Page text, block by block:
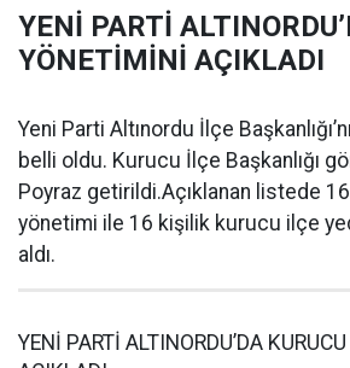
YENİ PARTİ
YÖNETİMİNİ AÇIKLADI
Yeni Parti Altınordu İlçe
belli oldu. Kurucu İlçe Başkanlığı
Poyraz getirildi.Açıklanan listede
yönetimi ile 16 kişilik kurucu ilçe
aldı.
YENİ PARTİ ALTINORDU’DA